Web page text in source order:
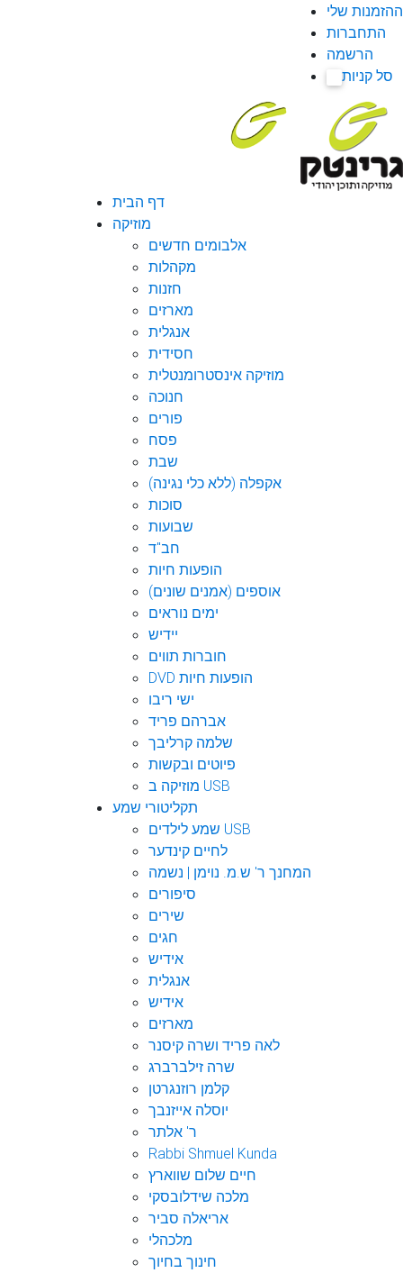
ההזמנות שלי
התחברות
הרשמה
סל קניות
דף הבית
מוזיקה
אלבומים חדשים
מקהלות
חזנות
מארזים
אנגלית
חסידית
מוזיקה אינסטרומנטלית
חנוכה
פורים
פסח
שבת
אקפלה (ללא כלי נגינה)
סוכות
שבועות
חב"ד
הופעות חיות
אוספים (אמנים שונים)
ימים נוראים
יידיש
חוברות תווים
DVD הופעות חיות
ישי ריבו
אברהם פריד
שלמה קרליבך
פיוטים ובקשות
מוזיקה ב USB
תקליטורי שמע
שמע לילדים USB
לחיים קינדער
המחנך ר' ש.מ. נוימן | נשמה
סיפורים
שירים
חגים
אידיש
אנגלית
אידיש
מארזים
לאה פריד ושרה קיסנר
שרה זילברברג
קלמן רוזנגרטן
יוסלה אייזנבך
ר' אלתר
Rabbi Shmuel Kunda
חיים שלום שווארץ
מלכה שידלובסקי
אריאלה סביר
מלכהלי
חינוך בחיוך